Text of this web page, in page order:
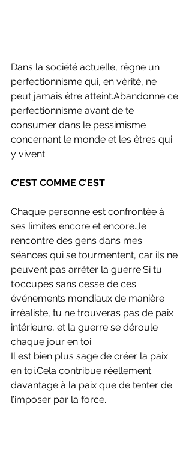
Dans la société actuelle, règne un
perfectionnisme qui, en vérité, ne
peut jamais être atteint.Abandonne ce
perfectionnisme avant de te
consumer dans le pessimisme
concernant le monde et les êtres qui
y vivent.
C’EST COMME C’EST
Chaque personne est confrontée à
ses limites encore et encore.Je
rencontre des gens dans mes
séances qui se tourmentent, car ils ne
peuvent pas arrêter la guerre.Si tu
t’occupes sans cesse de ces
événements mondiaux de manière
irréaliste, tu ne trouveras pas de paix
intérieure, et la guerre se déroule
chaque jour en toi.
Il est bien plus sage de créer la paix
en toi.Cela contribue réellement
davantage à la paix que de tenter de
l’imposer par la force.